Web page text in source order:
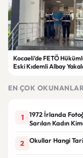
Kocaeli’de FETÖ
Eski Kıdemli Albay
EN ÇOK OKUNANLAR
1
1972 İrlanda
Sarılan Kadın
2 Okullar Hangi